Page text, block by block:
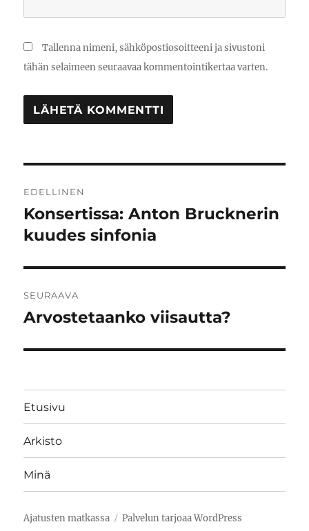
Tallenna nimeni, sähköpostiosoitteeni ja sivustoni
tähän selaimeen seuraavaa kommentointikertaa varten.
selaus
EDELLINEN
Edellinen
artikkeli:
Konsertissa: Anton Brucknerin
kuudes sinfonia
SEURAAVA
Seuraava
Arvostetaanko viisautta?
Etusivu
Arkisto
Minä
Ajatusten matkassa Palvelun tarjoaa WordPress